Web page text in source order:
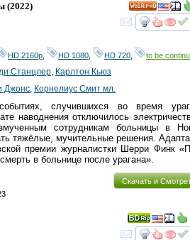
HD
(2022)
HD 2160р HD 1080 HD 720 to be
Станцлер, Карлтон Кьюз
Джонс, Корнелиус Смит мл.
случившихся во время
наводнения отключилось
сотрудникам больницы в
тяжёлые, мучительные решения.
премии журналистки Шерри Финк
в больнице после урагана».
Скачать и